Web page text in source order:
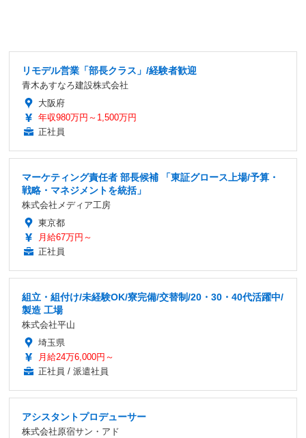
リモデル営業「部長クラス」/経験者歓迎
青木あすなろ建設株式会社
大阪府
年収980万円～1,500万円
正社員
マーケティング責任者 部長候補 「東証グロース上場/予算・
戦略・マネジメントを統括」
株式会社メディア工房
東京都
月給67万円～
正社員
組立・組付け/未経験OK/寮完備/交替制/20・30・40代活躍中/
製造 工場
株式会社平山
埼玉県
月給24万6,000円～
正社員 / 派遣社員
アシスタントプロデューサー
株式会社原宿サン・アド